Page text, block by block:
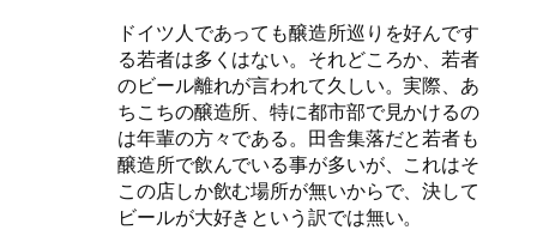
ドイツ人であっても醸造所巡りを好んです
る若者は多くはない。それどころか、若者
のビール離れが言われて久しい。実際、あ
ちこちの醸造所、特に都市部で見かけるの
は年輩の方々である。田舎集落だと若者も
醸造所で飲んでいる事が多いが、これはそ
この店しか飲む場所が無いからで、決して
ビールが大好きという訳では無い。